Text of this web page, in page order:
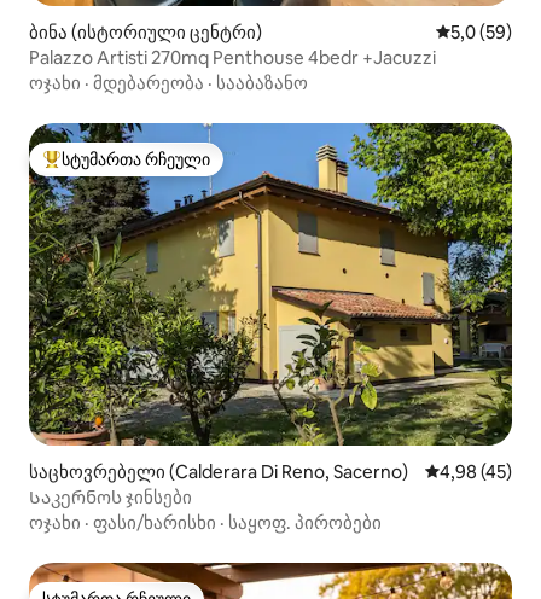
ბინა (ისტორიული ცენტრი) საშუალო
5,0 (59)
Palazzo Artisti 270mq Penthouse 4bedr +Jacuzzi
ოჯახი · მდებარეობა · სააბაზანო
სტუმართა რჩეული მოწინავე ვარიანტი
სტუმართა რჩეული
საცხოვრებელი (Calderara Di Reno, Sacerno) საშუალო
4,98 (45)
Საკერნოს ჯინსები
ოჯახი · ფასი/ხარისხი · საყოფ. პირობები